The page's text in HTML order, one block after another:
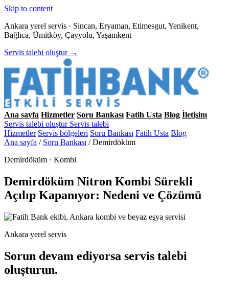
Skip to content
Ankara yerel servis · Sincan, Eryaman, Etimesgut, Yenikent,
Bağlıca, Ümitköy, Çayyolu, Yaşamkent
Servis talebi oluştur →
Ana sayfa Hizmetler Soru Bankası Fatih Usta Blog İletişim
Servis talebi oluştur Servis talebi
Hizmetler Servis bölgeleri Soru Bankası Fatih Usta Blog
Ana sayfa / Soru Bankası / Demirdöküm
Demirdöküm · Kombi
Demirdöküm Nitron Kombi Sürekli
Açılıp Kapanıyor: Nedeni ve Çözümü
Ankara yerel servis
Sorun devam ediyorsa servis talebi
oluşturun.